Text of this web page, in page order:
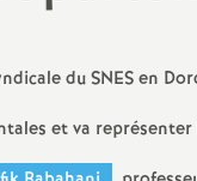
N
a
t
du SNES en
et va